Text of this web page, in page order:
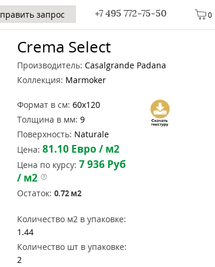
0
+7 495 772-75-50
запрос
Crema Select
Производитель: Casalgrande Padana
Коллекция: Marmoker
Формат в см: 60x120
Толщина в мм: 9
Поверхность: Naturale
Цена: 81.10 Евро / м2
Цена по курсу: 7 936 Руб
/ м2
Остаток: 0.72 м2
Количество м2 в упаковке:
1.44
Количество шт в упаковке:
2